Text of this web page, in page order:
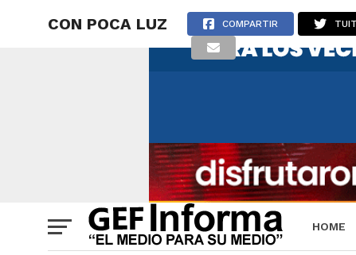
HOME
CON POCA LUZ COMPARTIR